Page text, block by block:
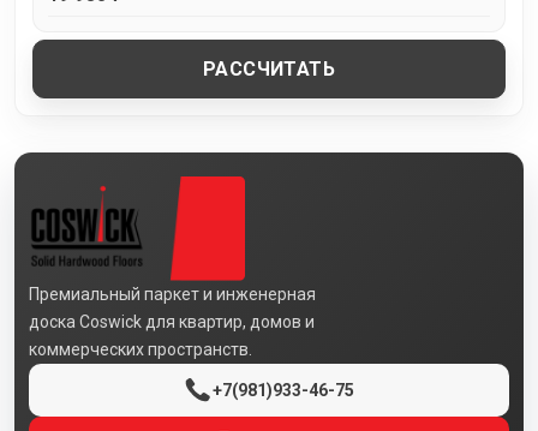
РАССЧИТАТЬ
Премиальный паркет и инженерная
доска Coswick для квартир, домов и
коммерческих пространств.
+7(981)933-46-75